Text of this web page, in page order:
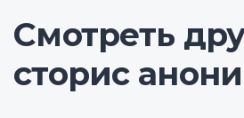
Смотреть
сторис